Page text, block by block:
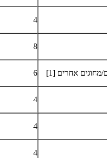
4
8
מחוגים אחרים [1] 6
4
4
4